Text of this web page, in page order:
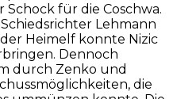
für die Coschwa.
Lehmann
Heimelf konnte Nizic
Dennoch
durch Zenko und
die